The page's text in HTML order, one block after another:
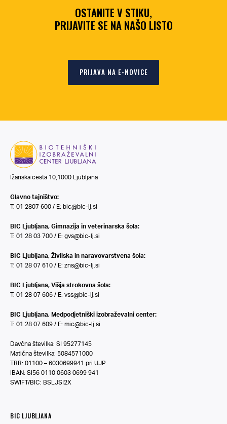
OSTANITE V STIKU,
PRIJAVITE SE NA NAŠO LISTO
PRIJAVA NA E-NOVICE
Ižanska cesta 10,1000 Ljubljana
Glavno tajništvo:
T: 01 2807 600 / E: bic@bic-lj.si
BIC Ljubljana, Gimnazija in veterinarska šola:
T: 01 28 03 700 / E: gvs@bic-lj.si
BIC Ljubljana, Živilska in naravovarstvena šola:
T: 01 28 07 610 / E: zns@bic-lj.si
BIC Ljubljana, Višja strokovna šola:
T: 01 28 07 606 / E: vss@bic-lj.si
BIC Ljubljana, Medpodjetniški izobraževalni center:
T: 01 28 07 609 / E: mic@bic-lj.si
Davčna številka: SI 95277145
Matična številka: 5084571000
TRR: 01100 – 6030699941 pri UJP
IBAN: SI56 0110 0603 0699 941
SWIFT/BIC: BSLJSI2X
BIC LJUBLJANA